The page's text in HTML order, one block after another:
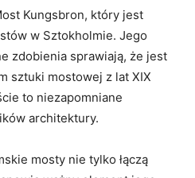
Kungsbron, który jest
w Sztokholmie.⁤ Jego
zdobienia sprawiają, że jest
sztuki mostowej z lat XIX
to niezapomniane
architektury.
mosty nie tylko łączą